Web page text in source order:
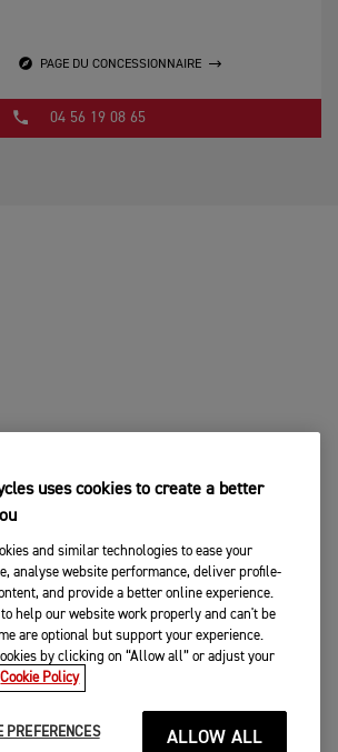
PAGE DU CONCESSIONNAIRE
04 56 19 08 65
uses cookies to create a better
and similar technologies to ease your
analyse website performance, deliver profile-
and provide a better online experience.
to help our website work properly and can't be
are optional but support your experience.
by clicking on “Allow all” or adjust your
Cookie Policy
PREFERENCES ALLOW ALL